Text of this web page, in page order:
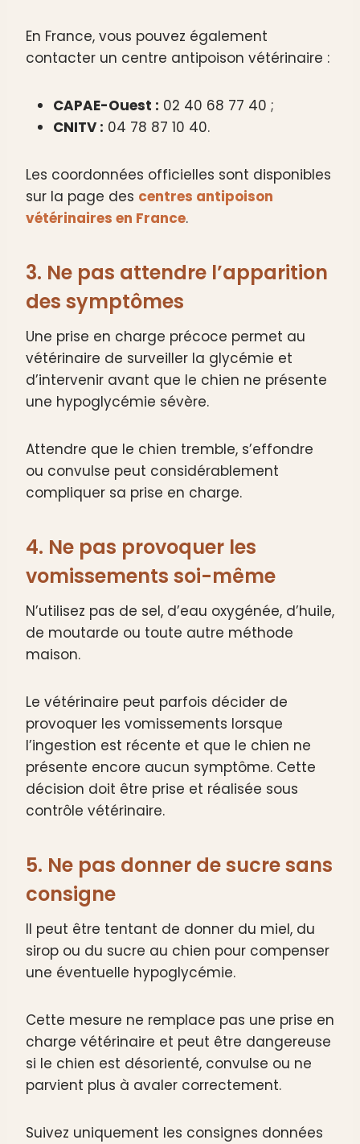
En France, vous pouvez également
contacter un centre antipoison vétérinaire :
CAPAE-Ouest : 02 40 68 77 40 ;
CNITV : 04 78 87 10 40.
Les coordonnées officielles sont disponibles
sur la page des centres antipoison
vétérinaires en France.
3. Ne pas attendre l’apparition
des symptômes
Une prise en charge précoce permet au
vétérinaire de surveiller la glycémie et
d’intervenir avant que le chien ne présente
une hypoglycémie sévère.
Attendre que le chien tremble, s’effondre
ou convulse peut considérablement
compliquer sa prise en charge.
4. Ne pas provoquer les
vomissements soi-même
N’utilisez pas de sel, d’eau oxygénée, d’huile,
de moutarde ou toute autre méthode
maison.
Le vétérinaire peut parfois décider de
provoquer les vomissements lorsque
l’ingestion est récente et que le chien ne
présente encore aucun symptôme. Cette
décision doit être prise et réalisée sous
contrôle vétérinaire.
5. Ne pas donner de sucre sans
consigne
Il peut être tentant de donner du miel, du
sirop ou du sucre au chien pour compenser
une éventuelle hypoglycémie.
Cette mesure ne remplace pas une prise en
charge vétérinaire et peut être dangereuse
si le chien est désorienté, convulse ou ne
parvient plus à avaler correctement.
Suivez uniquement les consignes données